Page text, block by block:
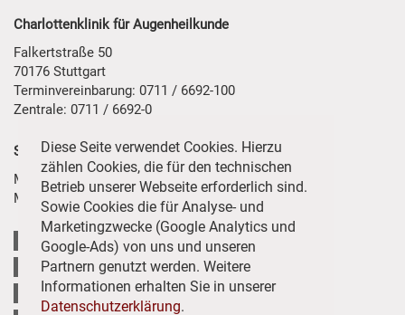
Charlottenklinik für Augenheilkunde
Falkertstraße 50
70176 Stuttgart
Terminvereinbarung: 0711 / 6692-100
Zentrale: 0711 / 6692-0
Sprechstunden der Ambulanz
Mo bis Fr von 08.30 Uhr bis 12.00 Uhr
Mo bis Do von 14.00 Uhr bis 16.00 Uhr
STARTSEITE
KONTAKT
IMPRESSUM
Diese Seite verwendet Cookies. Hierzu
zählen Cookies, die für den technischen
Betrieb unserer Webseite erforderlich sind.
Sowie Cookies die für Analyse- und
Marketingzwecke (Google Analytics und
Google-Ads) von uns und unseren
Partnern genutzt werden. Weitere
Informationen erhalten Sie in unserer
Datenschutzerklärung.